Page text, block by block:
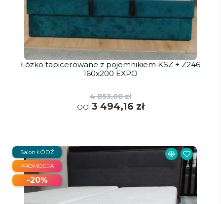
Łóżko tapicerowane z pojemnikiem KSZ + Z246
160x200 EXPO
4 853,00 zł
od 3 494,16 zł
PROMOCJA
-20%
Salon ŁÓDŹ